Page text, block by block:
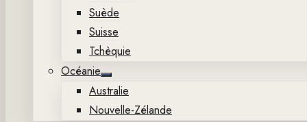
Suède
Suisse
Tchèquie
Océanie
Show
sub
menu
Australie
Nouvelle-Zélande